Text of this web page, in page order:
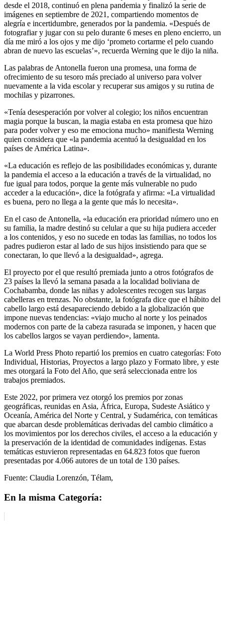
desde el 2018, continuó en plena pandemia y finalizó la serie de
imágenes en septiembre de 2021, compartiendo momentos de
alegría e incertidumbre, generados por la pandemia. «Después de
fotografiar y jugar con su pelo durante 6 meses en pleno encierro, un
día me miró a los ojos y me dijo ‘prometo cortarme el pelo cuando
abran de nuevo las escuelas’», recuerda Werning que le dijo la niña.
Las palabras de Antonella fueron una promesa, una forma de
ofrecimiento de su tesoro más preciado al universo para volver
nuevamente a la vida escolar y recuperar sus amigos y su rutina de
mochilas y pizarrones.
«Tenía desesperación por volver al colegio; los niños encuentran
magia porque la buscan, la magia estaba en esta promesa que hizo
para poder volver y eso me emociona mucho» manifiesta Werning
quien considera que «la pandemia acentuó la desigualdad en los
países de América Latina».
«La educación es reflejo de las posibilidades económicas y, durante
la pandemia el acceso a la educación a través de la virtualidad, no
fue igual para todos, porque la gente más vulnerable no pudo
acceder a la educación», dice la fotógrafa y afirma: «La virtualidad
es buena, pero no llega a la gente que más lo necesita».
En el caso de Antonella, «la educación era prioridad número uno en
su familia, la madre destinó su celular a que su hija pudiera acceder
a los contenidos, y eso no sucede en todas las familias, no todos los
padres pudieron estar al lado de sus hijos insistiendo para que se
conectaran, lo que llevó a la desigualdad», agrega.
El proyecto por el que resultó premiada junto a otros fotógrafos de
23 países la llevó la semana pasada a la localidad boliviana de
Cochabamba, donde las niñas y adolescentes recogen sus largas
cabelleras en trenzas. No obstante, la fotógrafa dice que el hábito del
cabello largo está desapareciendo debido a la globalización que
impone nuevas tendencias: «viajo mucho al norte y los peinados
modernos con parte de la cabeza rasurada se imponen, y hacen que
los cabellos largos se vayan perdiendo», lamenta.
La World Press Photo repartió los premios en cuatro categorías: Foto
Individual, Historias, Proyectos a largo plazo y Formato libre, y este
mes otorgará la Foto del Año, que será seleccionada entre los
trabajos premiados.
Este 2022, por primera vez otorgó los premios por zonas
geográficas, reunidas en Asia, África, Europa, Sudeste Asiático y
Oceanía, América del Norte y Central, y Sudamérica, con temáticas
que abarcan desde problemáticas derivadas del cambio climático a
los movimientos por los derechos civiles, el acceso a la educación y
la preservación de la identidad de comunidades indígenas. Estas
temáticas estuvieron representadas en 64.823 fotos que fueron
presentadas por 4.066 autores de un total de 130 países.
Fuente: Claudia Lorenzón, Télam,
En la misma Categoría: